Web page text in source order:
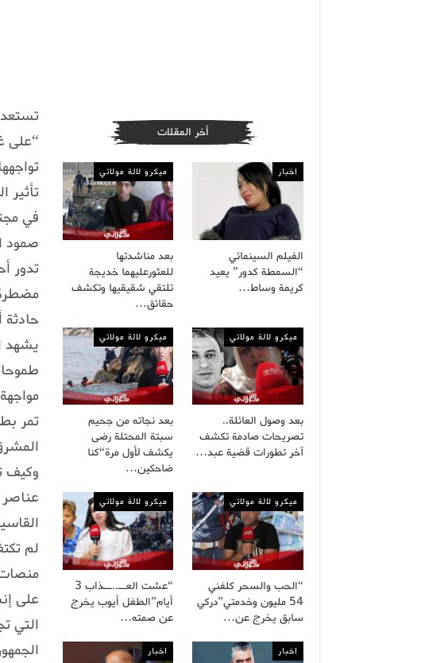
تستعد
“على
تأثير
في
صمود
تدور
يشهد
تمر
وكيف
لم
على
التي
أخر المقلات
اخبار
الفيلم السينمائي
“السمطة كدور” يعيد
كريمة وساط…
ميكرو لالة مولاتي
بعد مناشدتها
للعثورعليهما خديجة
تلتقي شقيقيها وتكشف
حقائق…
ميكرو لالة مولاتي
بعد وصول العائلة..
تصريحات صادمة تكشف
آخر تطورات قضية عبد…
ميكرو لالة مولاتي
بعد نجاته من جحيم
سبتة المحتلة رضى
يكشف لأول مرة“كنا
ضاحكين…
ميكرو لالة مولاتي
“الحب والسحر كلفني
54 مليون وخدمتي”دركي
سابق يخرج عن…
ميكرو لالة مولاتي
“عشت العــ..ــذاب 3
أيام”الطفل أيوب يخرج
عن صمته…
اخبار اخبار